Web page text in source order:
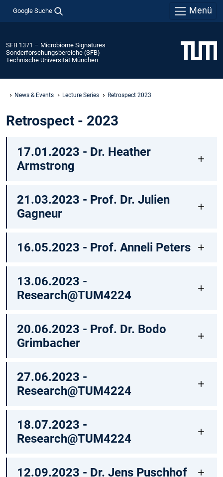
Google Suche Menü
SFB 1371 – Microbiome Signatures
Sonderforschungsbereiche (SFB)
Technische Universität München
News & Events Lecture Series Retrospect 2023
Retrospect - 2023
17.01.2023 - Dr. Heather
Armstrong
21.03.2023 - Prof. Dr. Julien
Gagneur
16.05.2023 - Prof. Anneli Peters
13.06.2023 -
Research@TUM4224
20.06.2023 - Prof. Dr. Bodo
Grimbacher
27.06.2023 -
Research@TUM4224
18.07.2023 -
Research@TUM4224
12.09.2023 - Dr. Jens Puschhof